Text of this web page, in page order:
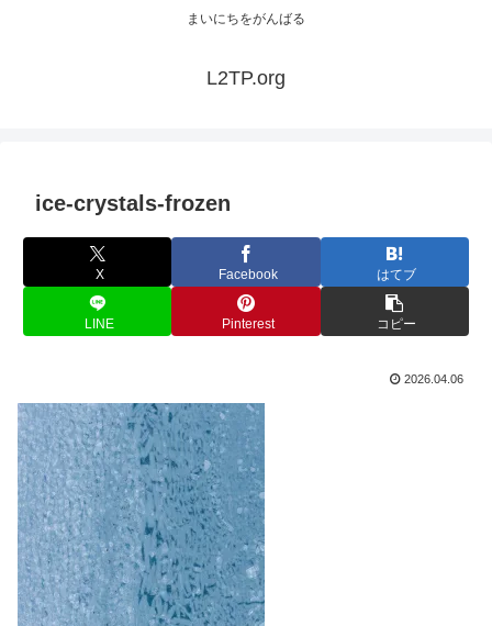
まいにちをがんばる
L2TP.org
ice-crystals-frozen
X Facebook はてブ
LINE Pinterest コピー
2026.04.06